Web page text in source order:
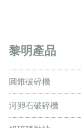
黎明產品
圓錐破碎機
河卵石破碎機